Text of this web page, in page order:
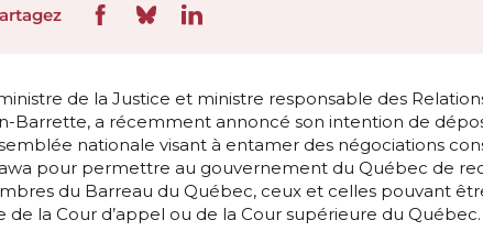
de la Justice et ministre responsable des
Barrette, a récemment annoncé son intention de
nationale visant à entamer des négociations
pour permettre au gouvernement du Québec de
du Barreau du Québec, ceux et celles pouvant
de la Cour d’appel ou de la Cour supérieure du Québec.